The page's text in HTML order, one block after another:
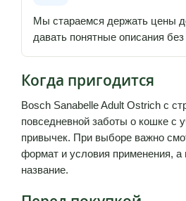
Мы стараемся держать цены
давать понятные описания
Когда пригодится
Bosch Sanabelle Adult Ostrich с
повседневной заботы о кошке с
привычек. При выборе важно
формат и условия применения, а
название.